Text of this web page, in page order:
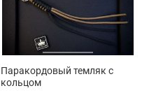
Паракордовый темляк с
кольцом